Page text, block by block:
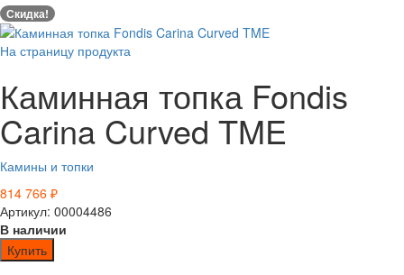
Скидка!
На страницу продукта
Каминная топка Fondis
Carina Curved TME
Камины и топки
814 766 ₽
Артикул: 00004486
В наличии
Купить